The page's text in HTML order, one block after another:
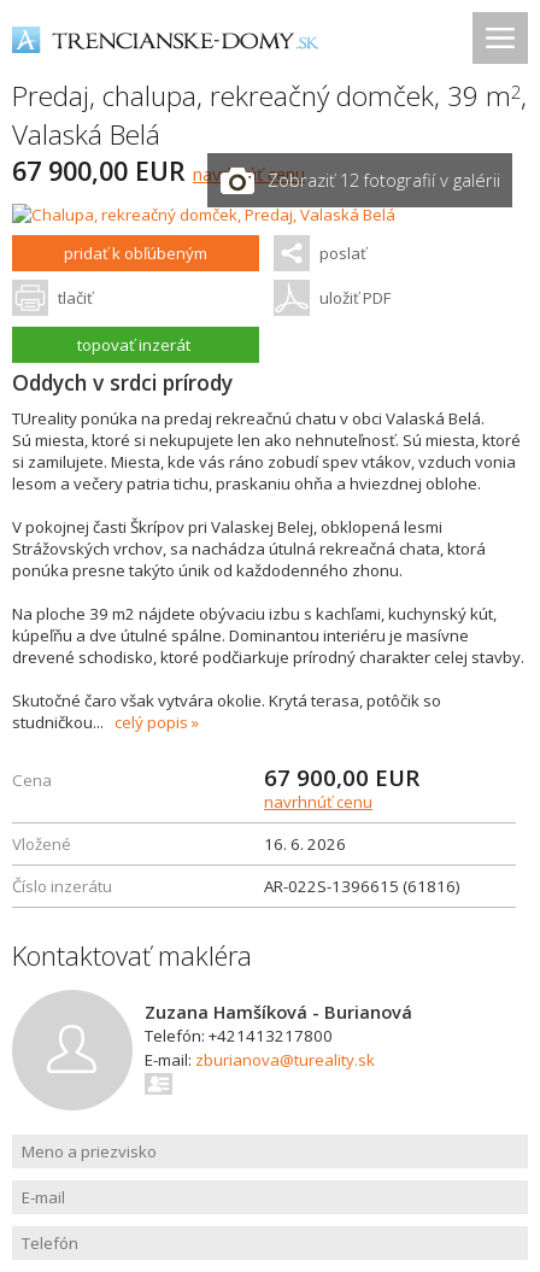
Predaj, chalupa, rekreačný domček, 39 m2,
Valaská Belá
67 900,00 EUR navrhnúť cenuZobraziť 12 fotografií v galérii
pridať k obľúbeným poslať
tlačiť uložiť PDF
topovať inzerát
Oddych v srdci prírody
TUreality ponúka na predaj rekreačnú chatu v obci Valaská Belá.
Sú miesta, ktoré si nekupujete len ako nehnuteľnosť. Sú miesta, ktoré
si zamilujete. Miesta, kde vás ráno zobudí spev vtákov, vzduch vonia
lesom a večery patria tichu, praskaniu ohňa a hviezdnej oblohe.
V pokojnej časti Škrípov pri Valaskej Belej, obklopená lesmi
Strážovských vrchov, sa nachádza útulná rekreačná chata, ktorá
ponúka presne takýto únik od každodenného zhonu.
Na ploche 39 m2 nájdete obývaciu izbu s kachľami, kuchynský kút,
kúpeľňu a dve útulné spálne. Dominantou interiéru je masívne
drevené schodisko, ktoré podčiarkuje prírodný charakter celej stavby.
Skutočné čaro však vytvára okolie. Krytá terasa, potôčik so
studničkou... celý popis
Cena 67 900,00 EUR
navrhnúť cenu
Vložené
16. 6. 2026
Číslo inzerátu
AR-022S-1396615 (61816)
Kontaktovať makléra
Zuzana Hamšíková - Burianová
Telefón: +421413217800
E-mail: zburianova@tureality.sk